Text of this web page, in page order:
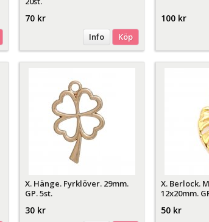
70 kr
Info Köp
100 kr
X. Hänge. Fyrklöver. 29mm.
GP. 5st.
30 kr
X. Berlock.
12x20mm.
50 kr